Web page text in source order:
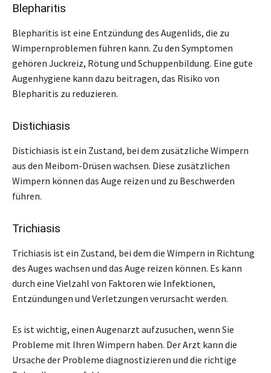
Blepharitis
Blepharitis ist eine Entzündung des Augenlids, die zu
Wimpernproblemen führen kann. Zu den Symptomen
gehören Juckreiz, Rötung und Schuppenbildung. Eine gute
Augenhygiene kann dazu beitragen, das Risiko von
Blepharitis zu reduzieren.
Distichiasis
Distichiasis ist ein Zustand, bei dem zusätzliche Wimpern
aus den Meibom-Drüsen wachsen. Diese zusätzlichen
Wimpern können das Auge reizen und zu Beschwerden
führen.
Trichiasis
Trichiasis ist ein Zustand, bei dem die Wimpern in Richtung
des Auges wachsen und das Auge reizen können. Es kann
durch eine Vielzahl von Faktoren wie Infektionen,
Entzündungen und Verletzungen verursacht werden.
Es ist wichtig, einen Augenarzt aufzusuchen, wenn Sie
Probleme mit Ihren Wimpern haben. Der Arzt kann die
Ursache der Probleme diagnostizieren und die richtige